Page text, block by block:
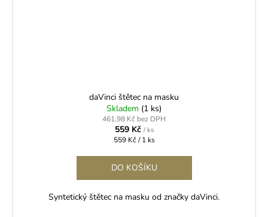
daVinci štětec na masku
Skladem (1 ks)
461,98 Kč bez DPH
559 Kč / ks
Měrná
559 Kč / 1 ks
DO KOŠÍKU
Syntetický štětec na masku od značky daVinci.